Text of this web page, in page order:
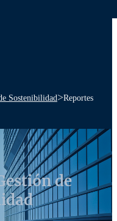
Sostenibilidad>Reportes
de